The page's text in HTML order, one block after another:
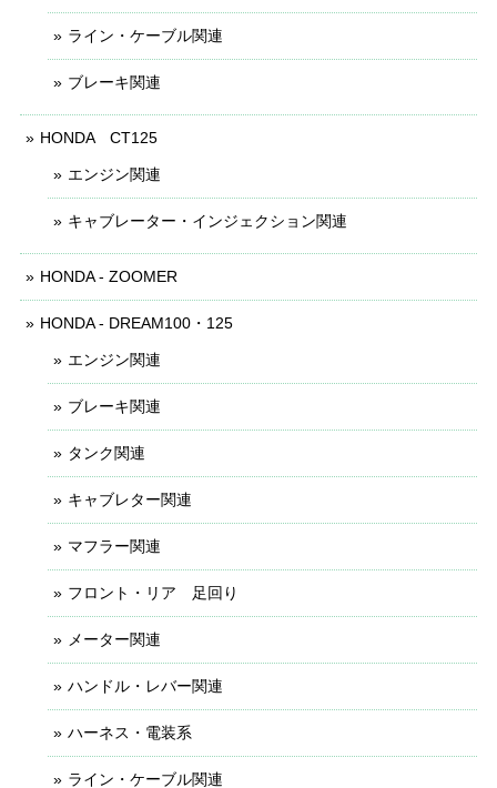
ライン・ケーブル関連
ブレーキ関連
HONDA CT125
エンジン関連
キャブレーター・インジェクション関連
HONDA - ZOOMER
HONDA - DREAM100・125
エンジン関連
ブレーキ関連
タンク関連
キャブレター関連
マフラー関連
フロント・リア 足回り
メーター関連
ハンドル・レバー関連
ハーネス・電装系
ライン・ケーブル関連